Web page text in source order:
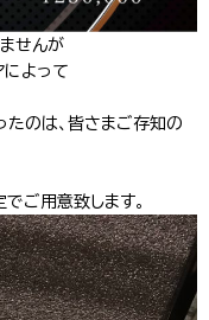
ませんが
によって
たのは、皆さまご存知の
でご用意致します。